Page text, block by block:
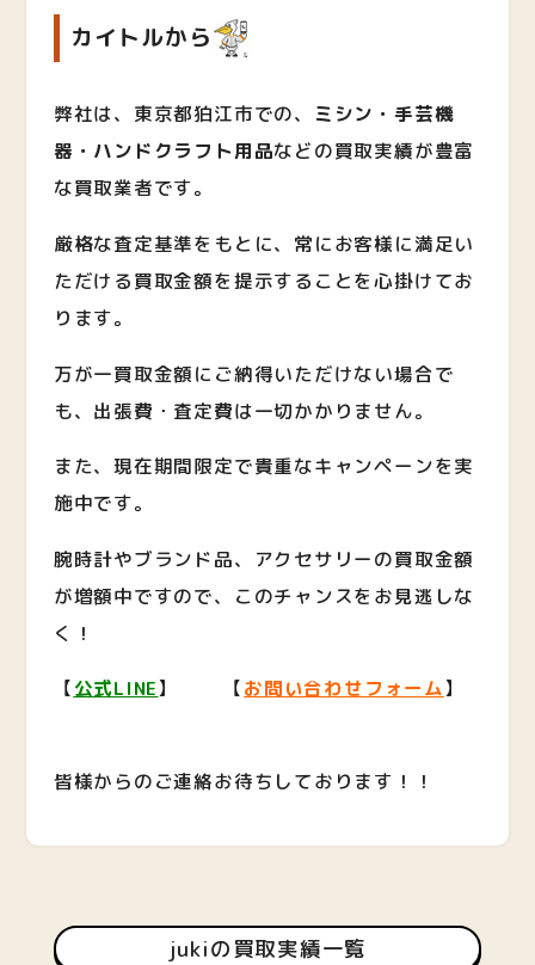
カイトルから
弊社は、東京都狛江市での、 ミシン・手芸機
器・ハンドクラフト用品などの買取実績が豊富
な買取業者です。
厳格な査定基準をもとに、常にお客様に満足い
ただける買取金額を提示することを心掛けてお
ります。
万が一買取金額にご納得いただけない場合で
も、出張費・査定費は一切かかりません。
また、現在期間限定で貴重なキャンペーンを実
施中です。
腕時計やブランド品、アクセサリーの買取金額
が増額中ですので、このチャンスをお見逃しな
く！
【公式LINE】 【お問い合わせフォーム】
皆様からのご連絡お待ちしております！！
jukiの買取実績一覧